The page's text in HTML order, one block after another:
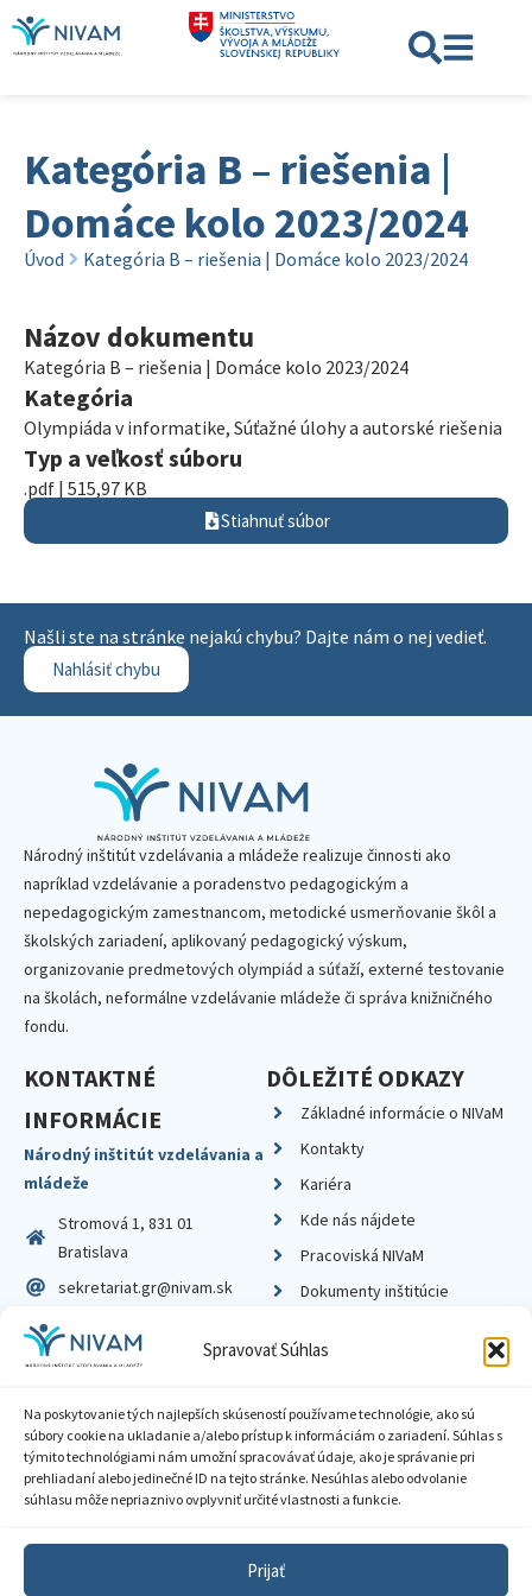
Spravovať Súhlas
Na poskytovanie tých najlepších skúseností používame technológie, ako sú
súbory cookie na ukladanie a/alebo prístup k informáciám o zariadení. Súhlas s
týmito technológiami nám umožní spracovávať údaje, ako je správanie pri
prehliadaní alebo jedinečné ID na tejto stránke. Nesúhlas alebo odvolanie
súhlasu môže nepriaznivo ovplyvniť určité vlastnosti a funkcie.
Prijať
Kategória B – riešenia |
Domáce kolo 2023/2024
Úvod Kategória B – riešenia | Domáce kolo 2023/2024
Názov dokumentu
Kategória B – riešenia | Domáce kolo 2023/2024
Kategória
Olympiáda v informatike, Súťažné úlohy a autorské riešenia
Typ a veľkosť súboru
.pdf | 515,97 KB
Stiahnuť súbor
Našli ste na stránke nejakú chybu? Dajte nám o nej vedieť.
Nahlásiť chybu
Národný inštitút vzdelávania a mládeže realizuje činnosti ako
napríklad vzdelávanie a poradenstvo pedagogickým a
nepedagogickým zamestnancom, metodické usmerňovanie škôl a
školských zariadení, aplikovaný pedagogický výskum,
organizovanie predmetových olympiád a súťaží, externé testovanie
na školách, neformálne vzdelávanie mládeže či správa knižničného
fondu.
KONTAKTNÉ
INFORMÁCIE
Národný inštitút vzdelávania a
mládeže
Stromová 1, 831 01
Bratislava
sekretariat.gr@nivam.sk
IČO: 00164348
DIČ: 2020798714
DÔLEŽITÉ ODKAZY
Základné informácie o NIVaM
Kontakty
Kariéra
Kde nás nájdete
Pracoviská NIVaM
Dokumenty inštitúcie
Zásady ochrany súkromia
Sprístupnenie informácií